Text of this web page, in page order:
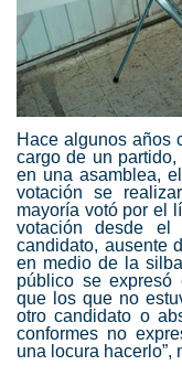
Hace algunos años
cargo de un
en una asamblea,
votación se
mayoría votó por el
votación desde el
candidato, ausente
en medio de la
público se expresó
que los que no
otro candidato o
conformes no
una locura hacerlo”,